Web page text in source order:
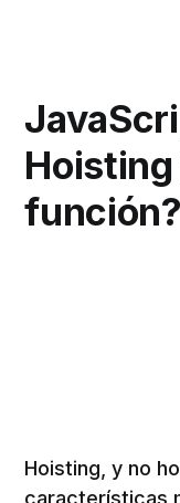
función?
Hoisting, y no